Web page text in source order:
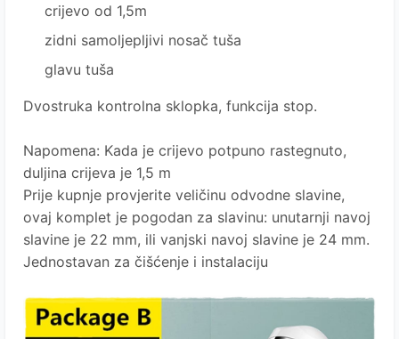
crijevo od 1,5m
zidni samoljepljivi nosač tuša
glavu tuša
Dvostruka kontrolna sklopka, funkcija stop.
Napomena: Kada je crijevo potpuno rastegnuto,
duljina crijeva je 1,5 m
Prije kupnje provjerite veličinu odvodne slavine,
ovaj komplet je pogodan za slavinu: unutarnji navoj
slavine je 22 mm, ili vanjski navoj slavine je 24 mm.
Jednostavan za čišćenje i instalaciju